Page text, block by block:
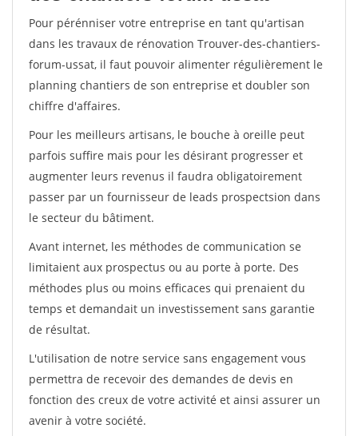
Pour pérénniser votre entreprise en tant qu'artisan
dans les travaux de rénovation Trouver-des-chantiers-
forum-ussat, il faut pouvoir alimenter régulièrement le
planning chantiers de son entreprise et doubler son
chiffre d'affaires.
Pour les meilleurs artisans, le bouche à oreille peut
parfois suffire mais pour les désirant progresser et
augmenter leurs revenus il faudra obligatoirement
passer par un fournisseur de leads prospectsion dans
le secteur du bâtiment.
Avant internet, les méthodes de communication se
limitaient aux prospectus ou au porte à porte. Des
méthodes plus ou moins efficaces qui prenaient du
temps et demandait un investissement sans garantie
de résultat.
L'utilisation de notre service sans engagement vous
permettra de recevoir des demandes de devis en
fonction des creux de votre activité et ainsi assurer un
avenir à votre société.